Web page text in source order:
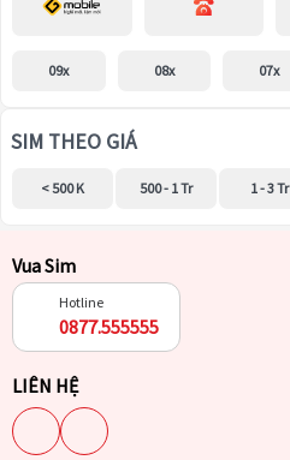
09x 08x 07x
SIM THEO GIÁ
< 500 K 500 - 1 Tr 1 - 3 Tr
Vua Sim
Hotline
0877.555555
LIÊN HỆ